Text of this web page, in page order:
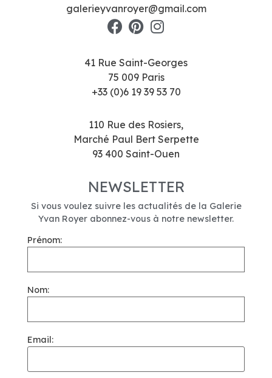
galerieyvanroyer@gmail.com
41 Rue Saint-Georges
75 009 Paris
+33 (0)6 19 39 53 70
110 Rue des Rosiers,
Marché Paul Bert Serpette
93 400 Saint-Ouen
NEWSLETTER
Si vous voulez suivre les actualités de la Galerie
Yvan Royer abonnez-vous à notre newsletter.
Prénom:
Nom:
Email: